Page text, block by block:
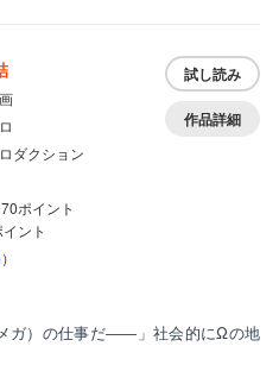
ダクション
ポイント
ント
）
試し読み
作品詳細
メガ）の仕事だ――」社会的にΩの地